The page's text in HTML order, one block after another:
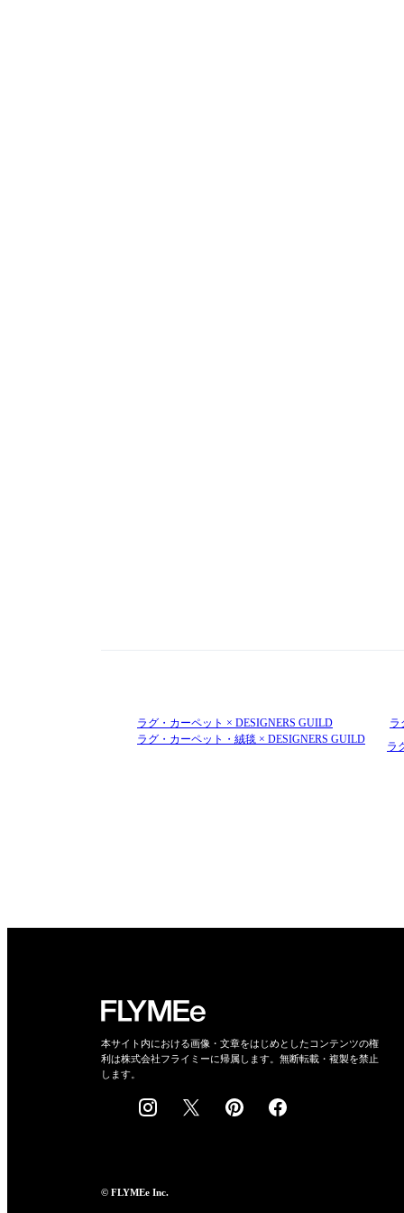
ラグ・カーペット × DESIGNERS GUILD ラ
ラグ・カーペット・絨毯 × DESIGNERS GUILD
ラ
本サイト内における画像・文章をはじめとしたコンテンツの権
利は株式会社フライミーに帰属します。無断転載・複製を禁止
します。
© FLYMEe Inc.